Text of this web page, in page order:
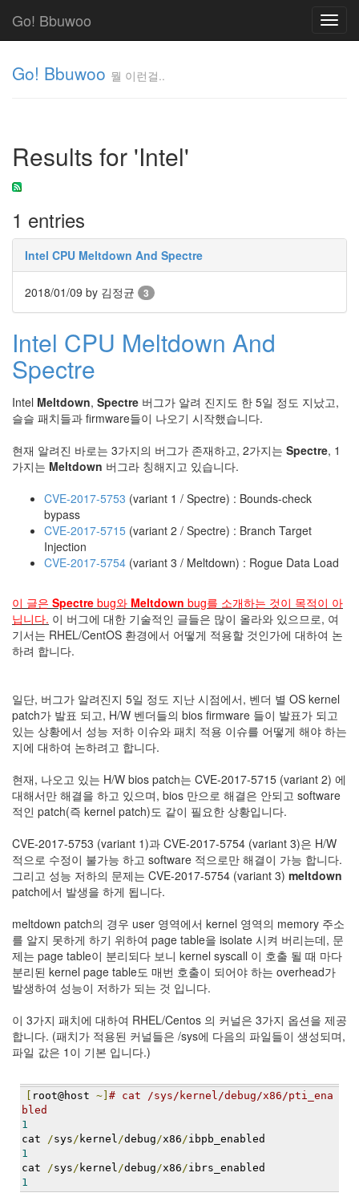
Go! Bbuwoo
Go! Bbuwoo 뭘 이런걸..
Results for 'Intel'
1 entries
Intel CPU Meltdown And Spectre
2018/01/09 by 김정균 3
Intel CPU Meltdown And
Spectre
Intel Meltdown, Spectre 버그가 알려 진지도 한 5일 정도 지났고,
슬슬 패치들과 firmware들이 나오기 시작했습니다.
현재 알려진 바로는 3가지의 버그가 존재하고, 2가지는 Spectre, 1
가지는 Meltdown 버그라 칭해지고 있습니다.
CVE-2017-5753 (variant 1 / Spectre) : Bounds-check
bypass
CVE-2017-5715 (variant 2 / Spectre) : Branch Target
Injection
CVE-2017-5754 (variant 3 / Meltdown) : Rogue Data Load
이 글은 Spectre bug와 Meltdown bug를 소개하는 것이 목적이 아
닙니다. 이 버그에 대한 기술적인 글들은 많이 올라와 있으므로, 여
기서는 RHEL/CentOS 환경에서 어떻게 적용할 것인가에 대하여 논
하려 합니다.
일단, 버그가 알려진지 5일 정도 지난 시점에서, 벤더 별 OS kernel
patch가 발표 되고, H/W 벤더들의 bios firmware 들이 발표가 되고
있는 상황에서 성능 저하 이슈와 패치 적용 이슈를 어떻게 해야 하는
지에 대하여 논하려고 합니다.
현재, 나오고 있는 H/W bios patch는 CVE-2017-5715 (variant 2) 에
대해서만 해결을 하고 있으며, bios 만으로 해결은 안되고 software
적인 patch(즉 kernel patch)도 같이 필요한 상황입니다.
CVE-2017-5753 (variant 1)과 CVE-2017-5754 (variant 3)은 H/W
적으로 수정이 불가능 하고 software 적으로만 해결이 가능 합니다.
그리고 성능 저하의 문제는 CVE-2017-5754 (variant 3) meltdown
patch에서 발생을 하게 됩니다.
meltdown patch의 경우 user 영역에서 kernel 영역의 memory 주소
를 알지 못하게 하기 위하여 page table을 isolate 시켜 버리는데, 문
제는 page table이 분리되다 보니 kernel syscall 이 호출 될 때 마다
분리된 kernel page table도 매번 호출이 되어야 하는 overhead가
발생하여 성능이 저하가 되는 것 입니다.
이 3가지 패치에 대하여 RHEL/Centos 의 커널은 3가지 옵션을 제공
합니다. (패치가 적용된 커널들은 /sys에 다음의 파일들이 생성되며,
파일 값은 1이 기본 입니다.)
root@host ~] # cat /sys/kernel/debug/x86/pti_ena
bled
1
cat /sys/ kernel/debug/x86/ibpb_enabled
1
cat /sys/ kernel/debug/x86/ibrs_enabled
1
걸..
김
정
균
Cloud
리
눅
스
AnNyung
Firefox
iPutty
AnNyung
LInux
우
Notices
Categories
체
192
주
절
절
30
군
이
11
째
사
고
지
Tech
143
안
녕
리